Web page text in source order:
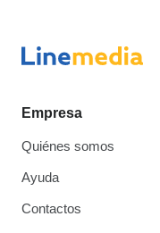
Empresa
Quiénes somos
Ayuda
Contactos